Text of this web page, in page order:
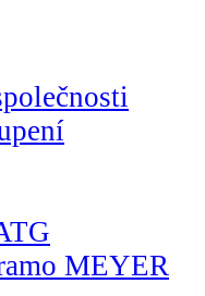
MEYER